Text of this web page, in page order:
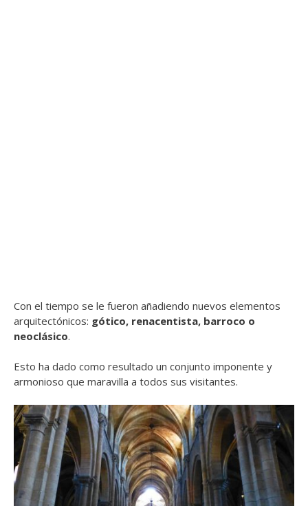
Con el tiempo se le fueron añadiendo nuevos elementos
arquitectónicos: gótico, renacentista, barroco o
neoclásico.
Esto ha dado como resultado un conjunto imponente y
armonioso que maravilla a todos sus visitantes.